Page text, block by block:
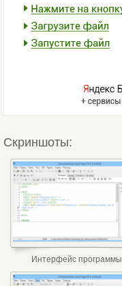
Скриншоты:
Интерфейс программы